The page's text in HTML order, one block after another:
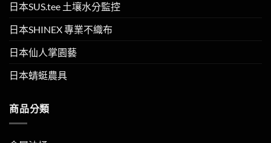
日本SUS.tee 土壤水分監控
日本SHINEX 專業不織布
日本仙人掌園藝
日本蜻蜓農具
商品分類